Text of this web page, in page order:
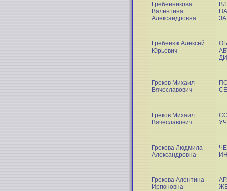
Гребенникова
Валентина
Александровна
Гребенюк Алексей
Юрьевич
Греков Михаил
Вячеславович
Греков Михаил
Вячеславович
Грекова Людмила
Александровна
Грекова Алентина
Иргюновна